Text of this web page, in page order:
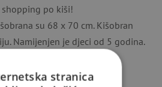
po kiši!
su 68 x 70 cm. Kišobran
Namijenjen je djeci od 5 godina.
stranica